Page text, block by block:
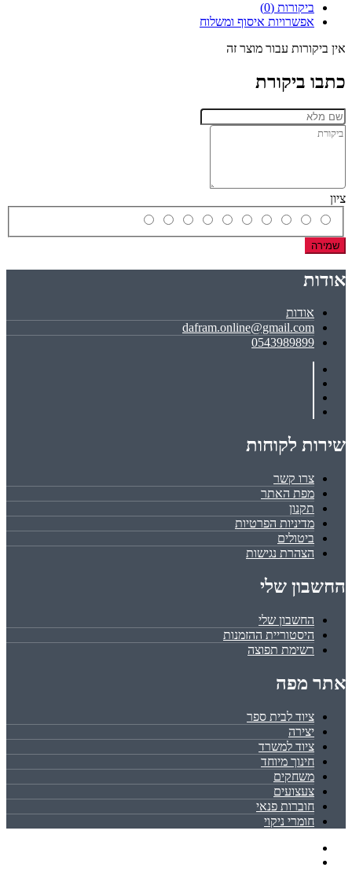
ביקורות (0)
אפשרויות איסוף ומשלוח
אין ביקורות עבור מוצר זה
כתבו ביקורת
ציון
שמירה
אודות
אודות
dafram.online@gmail.com
0543989899
שירות לקוחות
צרו קשר
מפת האתר
תקנון
מדיניות הפרטיות
ביטולים
הצהרת נגישות
החשבון שלי
החשבון שלי
היסטוריית ההזמנות
רשימת תפוצה
אתר מפה
ציוד לבית ספר
יצירה
ציוד למשרד
חינוך מיוחד
משחקים
צעצועים
חוברות פנאי
חומרי ניקוי